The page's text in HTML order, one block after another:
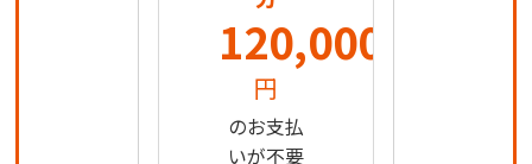
120,000
円
のお支払
いが不要